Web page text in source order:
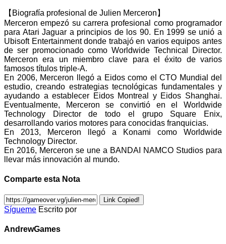
【Biografía profesional de Julien Merceron】
Merceron empezó su carrera profesional como programador
para Atari Jaguar a principios de los 90. En 1999 se unió a
Ubisoft Entertainment donde trabajó en varios equipos antes
de ser promocionado como Worldwide Technical Director.
Merceron era un miembro clave para el éxito de varios
famosos títulos triple-A.
En 2006, Merceron llegó a Eidos como el CTO Mundial del
estudio, creando estrategias tecnológicas fundamentales y
ayudando a establecer Eidos Montreal y Eidos Shanghai.
Eventualmente, Merceron se convirtió en el Worldwide
Technology Director de todo el grupo Square Enix,
desarrollando varios motores para conocidas franquicias.
En 2013, Merceron llegó a Konami como Worldwide
Technology Director.
En 2016, Merceron se une a BANDAI NAMCO Studios para
llevar más innovación al mundo.
Comparte esta Nota
Link Copied!
Sígueme Escrito por
AndrewGames